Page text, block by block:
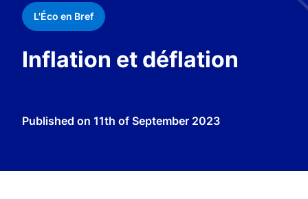
L'Éco en Bref
Inflation et déflation
Published on 11th of September 2023